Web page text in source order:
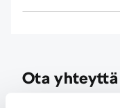
Ota yhteyttä